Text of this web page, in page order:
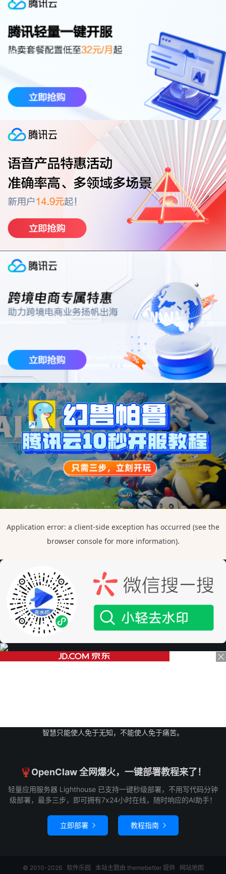
智慧只能使人免于无知，不能使人免于痛苦。
🦞OpenClaw 全网爆火，一键部署教程来了！
轻量应用服务器 Lighthouse 已支持一键秒级部署，不用写代码分钟
级部署，最多三步，即可拥有7x24小时在线，随时响应的AI助手！
立即部署  教程指南 
© 2010-2026 软件乐园 本站主题由 themebetter提供 网站地图